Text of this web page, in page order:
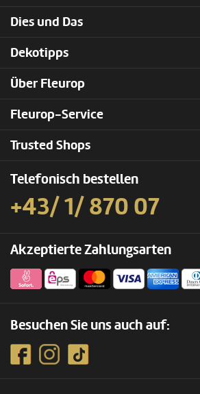
Dies und Das
Dekotipps
Über Fleurop
Fleurop-Service
Trusted Shops
Telefonisch bestellen
+43/ 1/ 870 07
Akzeptierte Zahlungsarten
Besuchen Sie uns auch auf: